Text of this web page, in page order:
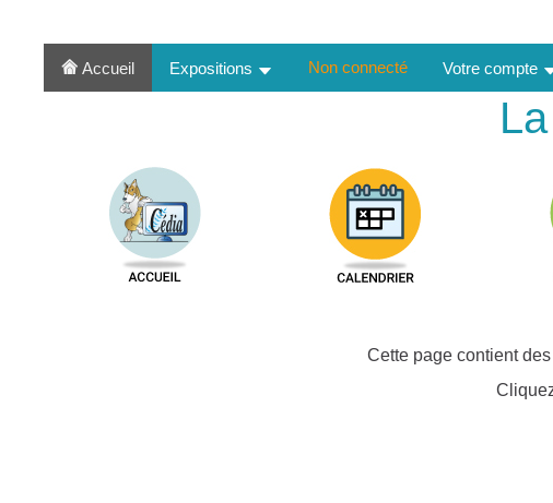
Accueil Expositions Non connecté Votre compte
Cette page contient